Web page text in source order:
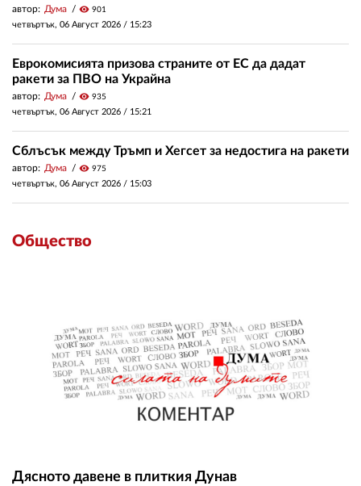
автор: Дума visibility 901
четвъртък, 06 Август 2026 / 15:23
Еврокомисията призова страните от ЕС да дадат
ракети за ПВО на Украйна
автор: Дума visibility 935
четвъртък, 06 Август 2026 / 15:21
Сблъсък между Тръмп и Хегсет за недостига на ракети
автор: Дума visibility 975
четвъртък, 06 Август 2026 / 15:03
Общество
Дясното давене в плиткия Дунав